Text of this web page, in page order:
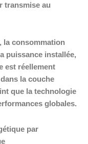
transmise au
la consommation
puissance installée,
est réellement
la couche
que la technologie
globales.
par